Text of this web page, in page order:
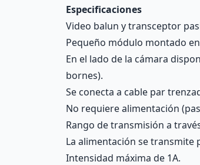
Especificaciones
Video balun y transceptor
Pequeño módulo montado
En el lado de la cámara
bornes).
Se conecta a cable par
No requiere alimentación
Rango de transmisión a
La alimentación se transmite
Intensidad máxima de 1A.